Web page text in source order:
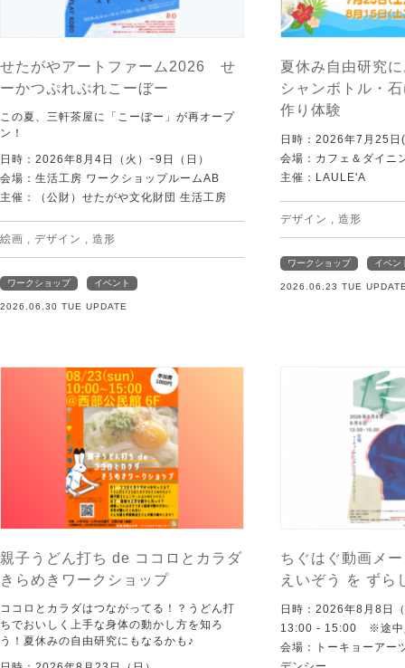
せたがやアートファーム2026 せ
ーかつぷれぷれこーぼー
この夏、三軒茶屋に「こーぼー」が再オープ
ン！
日時：2026年8月4日（火）ｰ9日（日）
会場：生活工房 ワークショップルームAB
主催：（公財）せたがや文化財団 生活工房
絵画 , デザイン , 造形
ワークショップ イベント
2026.06.30 TUE UPDATE
夏休み自由研究
シャンボトル・
作り体験
日時：2026年7月25
会場：カフェ＆ダイ
主催：LAULE'A
デザイン , 造形
ワークショップ イベン
2026.06.23 TUE
親子うどん打ち de ココロとカラダ
きらめきワークショップ
ココロとカラダはつながってる！？うどん打
ちでおいしく上手な身体の動かし方を知ろ
う！夏休みの自由研究にもなるかも♪
ちぐはぐ動画メ
えいぞう を ず
日時：2026年8月8日
13:00 - 15:00 ※途中
会場：トーキョーアー